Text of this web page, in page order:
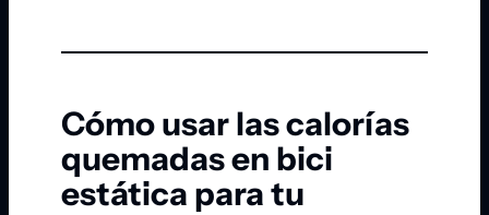
Cómo usar las calorías
quemadas en bici
estática para tu